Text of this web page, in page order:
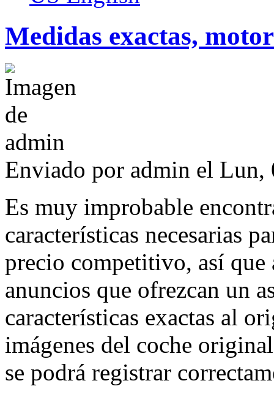
Medidas exactas,
Enviado por admin el Lun,
Es muy improbable
características necesarias
precio competitivo, así que
anuncios que ofrezcan un
características exactas al
imágenes del coche
se podrá registrar